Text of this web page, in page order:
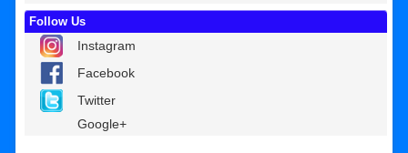
Follow Us
Instagram
Facebook
Twitter
Google+